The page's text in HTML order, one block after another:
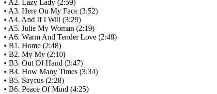
• A2. Lazy Lady (2:59)
• A3. Here On My Face (3:52)
• A4. And If I Will (3:29)
• A5. Julie My Woman (2:19)
• A6. Warm And Tender Love (2:48)
• B1. Home (2:48)
• B2. My My (2:10)
• B3. Out Of Hand (3:47)
• B4. How Many Times (3:34)
• B5. Saycus (2:28)
• B6. Peace Of Mind (4:25)